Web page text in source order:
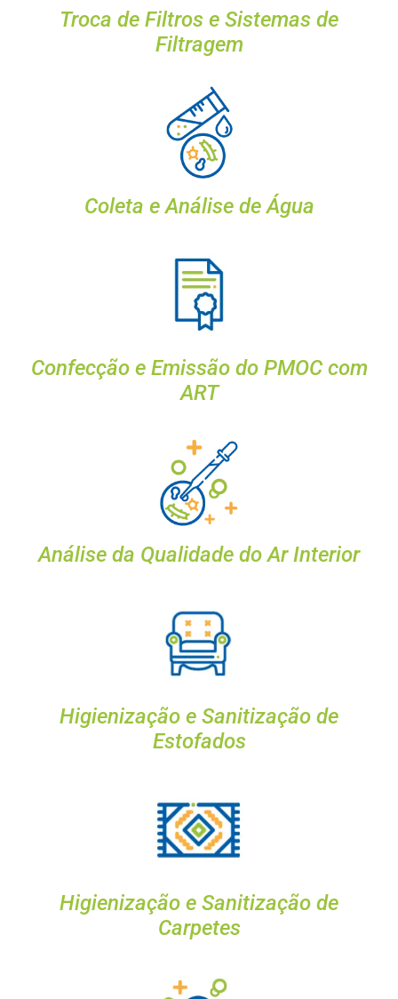
Troca de Filtros e Sistemas de
Filtragem
Coleta e Análise de Água
Confecção e Emissão do PMOC com
ART
Análise da Qualidade do Ar Interior
Higienização e Sanitização de
Estofados
Higienização e Sanitização de
Carpetes